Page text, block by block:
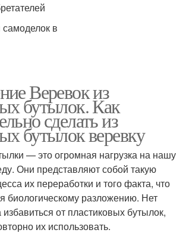
в
Веревок из
бутылок. Как
сделать из
бутылок веревку
— это огромная нагрузка на нашу
Они представляют собой такую
их переработки и того факта, что
биологическому разложению. Нет
от пластиковых бутылок,
их использовать.